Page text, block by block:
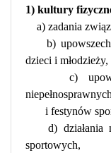
1) kultury
a) zadania
b)
dzieci i młodzieży,
c)
i festynów
d) działania
sportowych,